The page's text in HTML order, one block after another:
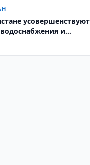
усовершенствуют
и